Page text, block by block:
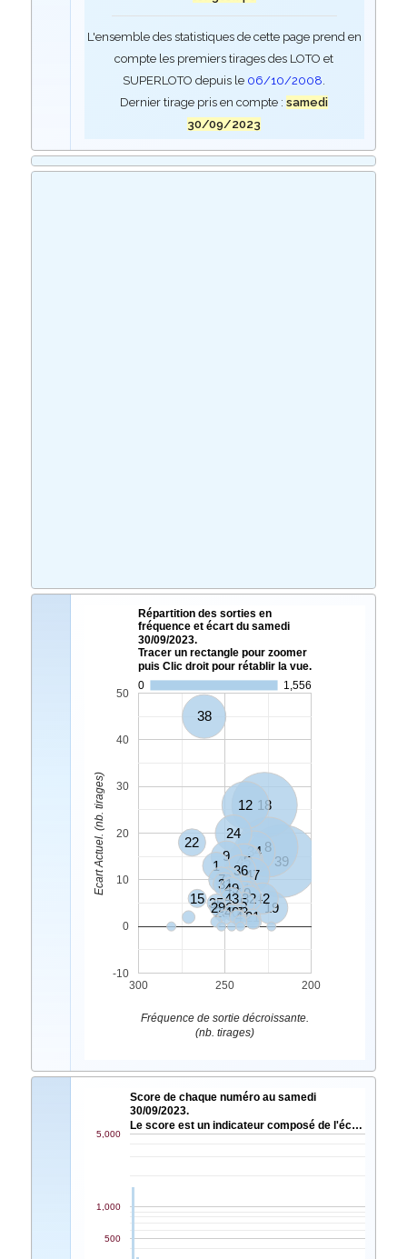
L'ensemble des statistiques de cette page prend en
compte les premiers tirages des LOTO et
SUPERLOTO depuis le 06/10/2008.
Dernier tirage pris en compte :samedi
30/09/2023
Répartition des sorties en
fréquence et écart du samedi
30/09/2023.
Tracer un rectangle pour zoomer
puis Clic droit pour rétablir la vue.
0
1,556
39
18
8
12
38
34
24
20
45
47
19
9
36
42
1
11
22
2
3
7
10
32
3149
5
43
15
1628
35
6 21
26
2937
404
300 250 200
-10
0
10
20
30
40
50
Fréquence de sortie décroissante.
(nb. tirages)
Ecart Actuel. (nb. tirages)
Score de chaque numéro au samedi
30/09/2023.
Le score est un indicateur composé de l'éc…
500
1,000
5,000